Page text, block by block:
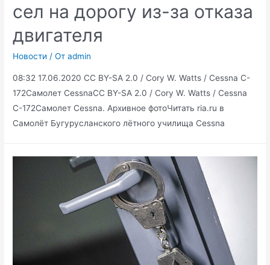
сел на дорогу из-за отказа
двигателя
Новости / От admin
08:32 17.06.2020 CC BY-SA 2.0 / Cory W. Watts / Cessna C-
172Самолет CessnaCC BY-SA 2.0 / Cory W. Watts / Cessna
C-172Самолет Cessna. Архивное фотоЧитать ria.ru в
Самолёт Бугурусланского лётного училища Cessna